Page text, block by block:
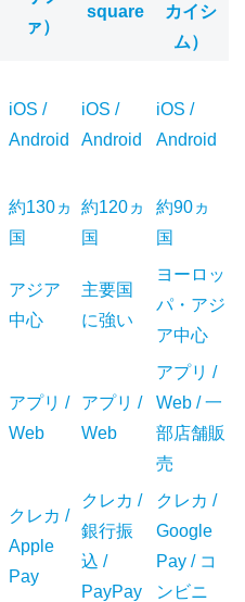
ァ）
square
カイシ
ム）
iOS /
Android
iOS /
Android
iOS /
Android
約130ヵ
国
約120ヵ
国
約90ヵ
国
アジア
中心
主要国
に強い
ヨーロッ
パ・アジ
ア中心
アプリ /
Web
アプリ /
Web
アプリ /
Web / 一
部店舗販
売
クレカ /
Apple
Pay
クレカ /
銀行振
込 /
PayPay
クレカ /
Google
Pay / コ
ンビニ